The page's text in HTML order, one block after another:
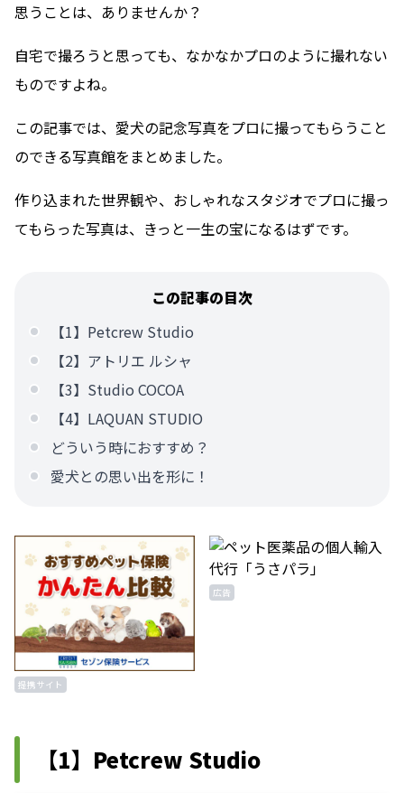
思うことは、ありませんか？
自宅で撮ろうと思っても、なかなかプロのように撮れない
ものですよね。
この記事では、愛犬の記念写真をプロに撮ってもらうこと
のできる写真館をまとめました。
作り込まれた世界観や、おしゃれなスタジオでプロに撮っ
てもらった写真は、きっと一生の宝になるはずです。
この記事の目次
【1】Petcrew Studio
【2】アトリエ ルシャ
【3】Studio COCOA
【4】LAQUAN STUDIO
どういう時におすすめ？
愛犬との思い出を形に！
提携サイト
広告
【1】Petcrew Studio